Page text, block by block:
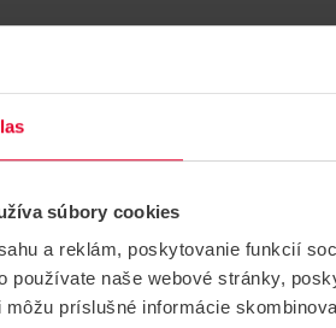
súbory cookies
a reklám, poskytovanie funkcií
používate naše webové stránky,
môžu príslušné informácie